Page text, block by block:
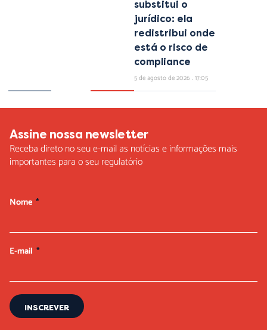
substitui o
jurídico: ela
redistribui onde
está o risco de
compliance
5 de agosto de 2026 17:05
Assine nossa newsletter
Receba direto no seu e-mail as notícias e informações mais
importantes para o seu regulatório
Nome
E-mail
INSCREVER